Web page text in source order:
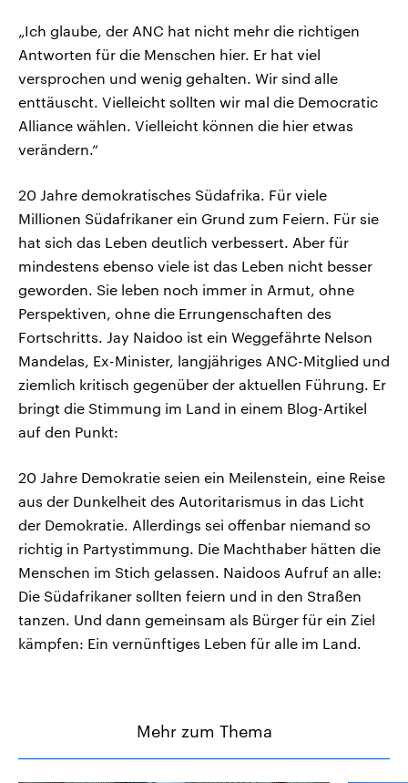
„Ich glaube, der ANC hat nicht mehr die richtigen
Antworten für die Menschen hier. Er hat viel
versprochen und wenig gehalten. Wir sind alle
enttäuscht. Vielleicht sollten wir mal die Democratic
Alliance wählen. Vielleicht können die hier etwas
verändern.“
20 Jahre demokratisches Südafrika. Für viele
Millionen Südafrikaner ein Grund zum Feiern. Für sie
hat sich das Leben deutlich verbessert. Aber für
mindestens ebenso viele ist das Leben nicht besser
geworden. Sie leben noch immer in Armut, ohne
Perspektiven, ohne die Errungenschaften des
Fortschritts. Jay Naidoo ist ein Weggefährte Nelson
Mandelas, Ex-Minister, langjähriges ANC-Mitglied und
ziemlich kritisch gegenüber der aktuellen Führung. Er
bringt die Stimmung im Land in einem Blog-Artikel
auf den Punkt:
20 Jahre Demokratie seien ein Meilenstein, eine Reise
aus der Dunkelheit des Autoritarismus in das Licht
der Demokratie. Allerdings sei offenbar niemand so
richtig in Partystimmung. Die Machthaber hätten die
Menschen im Stich gelassen. Naidoos Aufruf an alle:
Die Südafrikaner sollten feiern und in den Straßen
tanzen. Und dann gemeinsam als Bürger für ein Ziel
kämpfen: Ein vernünftiges Leben für alle im Land.
Mehr zum Thema